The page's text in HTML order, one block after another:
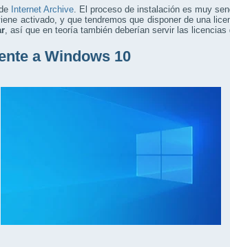
Internet Archive . El proceso de instalación es muy
activado, y que tendremos que disponer de una
, así que en teoría también deberían servir las licencias
a Windows 10